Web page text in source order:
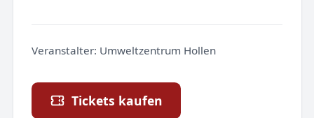
Veranstalter: Umweltzentrum Hollen
Tickets kaufen